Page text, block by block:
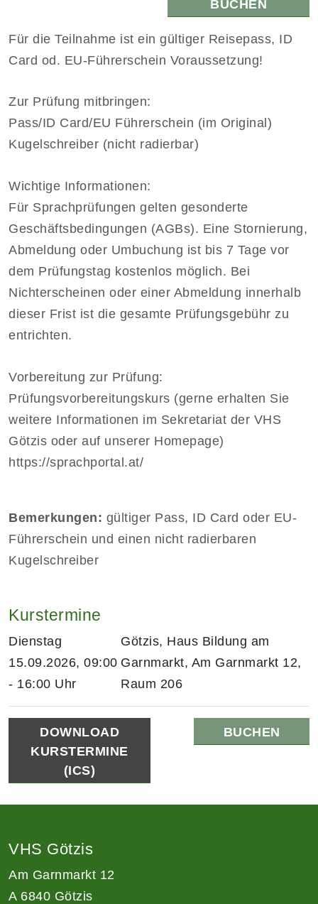
BUCHEN
Für die Teilnahme ist ein gültiger Reisepass, ID
Card od. EU-Führerschein Voraussetzung!
Zur Prüfung mitbringen:
Pass/ID Card/EU Führerschein (im Original)
Kugelschreiber (nicht radierbar)
Wichtige Informationen:
Für Sprachprüfungen gelten gesonderte
Geschäftsbedingungen (AGBs). Eine Stornierung,
Abmeldung oder Umbuchung ist bis 7 Tage vor
dem Prüfungstag kostenlos möglich. Bei
Nichterscheinen oder einer Abmeldung innerhalb
dieser Frist ist die gesamte Prüfungsgebühr zu
entrichten.
Vorbereitung zur Prüfung:
Prüfungsvorbereitungskurs (gerne erhalten Sie
weitere Informationen im Sekretariat der VHS
Götzis oder auf unserer Homepage)
https://sprachportal.at/
Bemerkungen: gültiger Pass, ID Card oder EU-
Führerschein und einen nicht radierbaren
Kugelschreiber
Kurstermine
Dienstag
15.09.2026, 09:00
- 16:00 Uhr
Götzis, Haus Bildung am
Garnmarkt, Am Garnmarkt 12,
Raum 206
DOWNLOAD
KURSTERMINE
(ICS)
BUCHEN
VHS Götzis
Am Garnmarkt 12
A 6840 Götzis